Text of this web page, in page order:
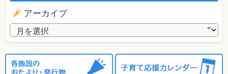
アーカイブ
アーカイブ